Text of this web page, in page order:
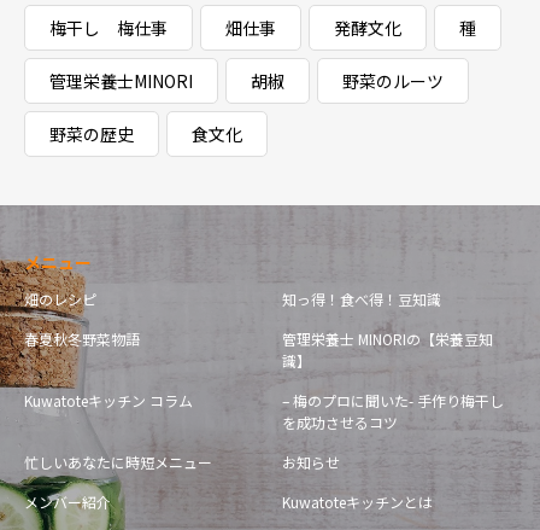
梅干し 梅仕事 畑仕事 発酵文化 種
管理栄養士MINORI 胡椒 野菜のルーツ
野菜の歴史 食文化
メニュー
畑のレシピ
知っ得！食べ得！豆知識
春夏秋冬野菜物語
管理栄養士 MINORIの【栄養豆知
識】
Kuwatoteキッチン コラム
– 梅のプロに聞いた- 手作り梅干し
を成功させるコツ
忙しいあなたに時短メニュー
お知らせ
メンバー紹介
Kuwatoteキッチンとは